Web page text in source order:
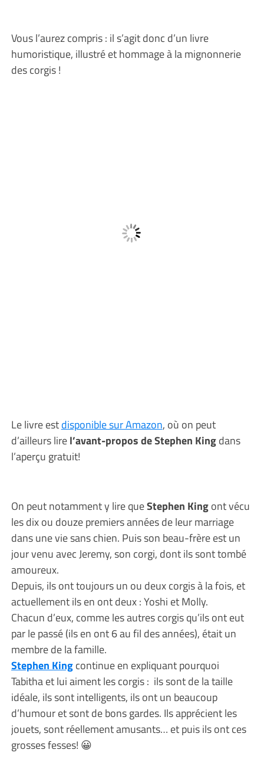
Vous l’aurez compris : il s’agit donc d’un livre
humoristique, illustré et hommage à la mignonnerie
des corgis !
Le livre estdisponible sur Amazon, où on peut
d’ailleurs lirel’avant-propos de Stephen Kingdans
l’aperçu gratuit!
On peut notamment y lire queStephen Kingont vécu
les dix ou douze premiers années de leur marriage
dans une vie sans chien. Puis son beau-frère est un
jour venu avec Jeremy, son corgi, dont ils sont tombé
amoureux.
Depuis, ils ont toujours un ou deux corgis à la fois, et
actuellement ils en ont deux : Yoshi et Molly.
Chacun d’eux, comme les autres corgis qu’ils ont eut
par le passé (ils en ont 6 au fil des années), était un
membre de la famille.
Stephen Kingcontinue en expliquant pourquoi
Tabitha et lui aiment les corgis : ils sont de la taille
idéale, ils sont intelligents, ils ont un beaucoup
d’humour et sont de bons gardes. Ils apprécient les
jouets, sont réellement amusants… et puis ils ont ces
grosses fesses! 😀